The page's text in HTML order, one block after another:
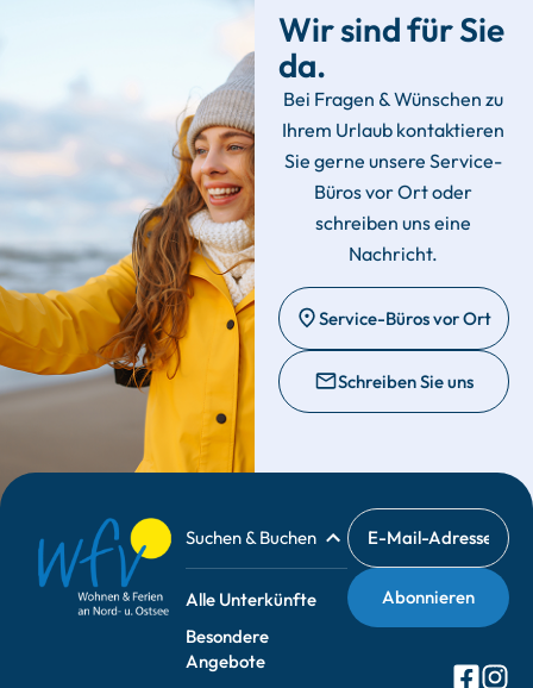
Wir sind für Sie
da.
Bei Fragen & Wünschen zu
Ihrem Urlaub kontaktieren
Sie gerne unsere Service-
Büros vor Ort oder
schreiben uns eine
Nachricht.
Service-Büros vor Ort
Schreiben Sie uns
Suchen & Buchen
Alle Unterkünfte
Besondere
Angebote